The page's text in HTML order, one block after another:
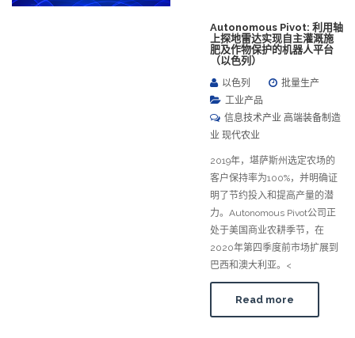
Autonomous Pivot: 利用轴
上探地雷达实现自主灌溉施
肥及作物保护的机器人平台
（以色列）
以色列
批量生产
工业产品
信息技术产业 高端装备制造
业 现代农业
2019年，堪萨斯州选定农场的
客户保持率为100%，并明确证
明了节约投入和提高产量的潜
力。Autonomous Pivot公司正
处于美国商业农耕季节，在
2020年第四季度前市场扩展到
巴西和澳大利亚。<
Read more